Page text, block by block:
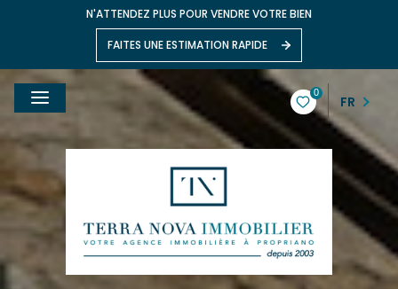
N'ATTENDEZ PLUS POUR VENDRE VOTRE BIEN
FAITES UNE ESTIMATION RAPIDE
0
FR